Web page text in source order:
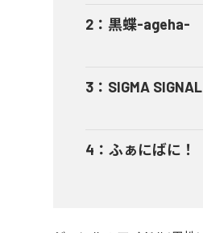
2 ： 黒蝶-ageha-
3 ： SIGMA SIGNAL
4 ： ふぁにばに！